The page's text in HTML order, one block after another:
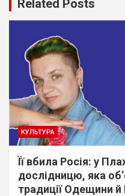
Related Posts
КУЛЬТУРА
Її вбила Росія: у
дослідницю, яка
традиції Одещини й